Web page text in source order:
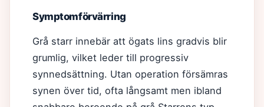
Symptomförvärring
Grå starr innebär att ögats lins gradvis blir
grumlig, vilket leder till progressiv
synnedsättning. Utan operation försämras
synen över tid, ofta långsamt men ibland